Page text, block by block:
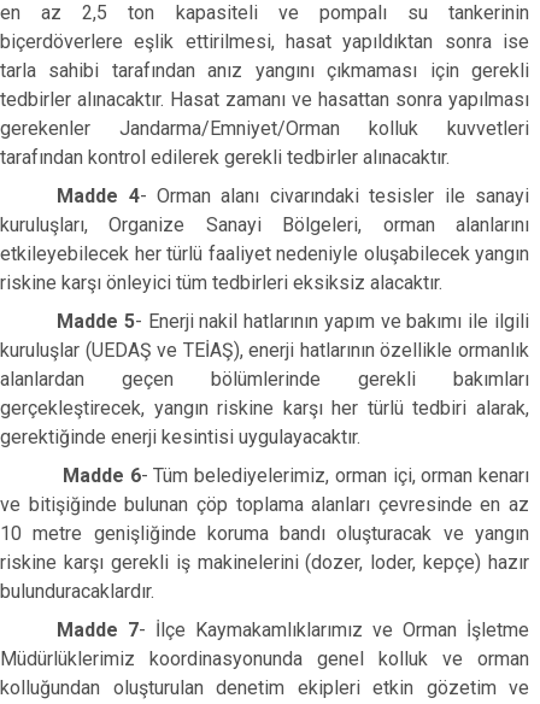
en az 2,5 ton kapasiteli ve pompalı su tankerinin
biçerdöverlere eşlik ettirilmesi, hasat yapıldıktan sonra ise
tarla sahibi tarafından anız yangını çıkmaması için gerekli
tedbirler alınacaktır. Hasat zamanı ve hasattan sonra yapılması
gerekenler Jandarma/Emniyet/Orman kolluk kuvvetleri
tarafından kontrol edilerek gerekli tedbirler alınacaktır.
Madde 4- Orman alanı civarındaki tesisler ile sanayi
kuruluşları, Organize Sanayi Bölgeleri, orman alanlarını
etkileyebilecek her türlü faaliyet nedeniyle oluşabilecek yangın
riskine karşı önleyici tüm tedbirleri eksiksiz alacaktır.
Madde 5- Enerji nakil hatlarının yapım ve bakımı ile ilgili
kuruluşlar (UEDAŞ ve TEİAŞ), enerji hatlarının özellikle ormanlık
alanlardan geçen bölümlerinde gerekli bakımları
gerçekleştirecek, yangın riskine karşı her türlü tedbiri alarak,
gerektiğinde enerji kesintisi uygulayacaktır.
Madde 6- Tüm belediyelerimiz, orman içi, orman kenarı
ve bitişiğinde bulunan çöp toplama alanları çevresinde en az
10 metre genişliğinde koruma bandı oluşturacak ve yangın
riskine karşı gerekli iş makinelerini (dozer, loder, kepçe) hazır
bulunduracaklardır.
Madde 7- İlçe Kaymakamlıklarımız ve Orman İşletme
Müdürlüklerimiz koordinasyonunda genel kolluk ve orman
kolluğundan oluşturulan denetim ekipleri etkin gözetim ve